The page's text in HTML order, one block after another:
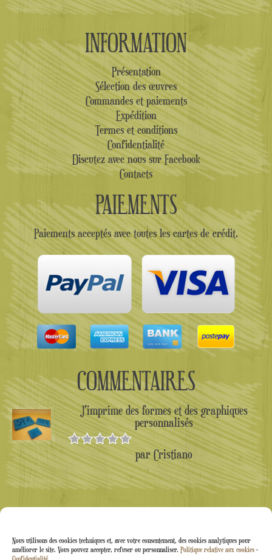
Nous utilisons des cookies techniques et, avec votre consentement, des cookies analytiques pour
améliorer le site. Vous pouvez accepter, refuser ou personnaliser. Politique relative aux cookies -
INFORMATION
Présentation
Sélection des œuvres
Commandes et paiements
Expédition
Termes et conditions
Confidentialité
Discutez avec nous sur Facebook
Contacts
PAIEMENTS
Paiements acceptés avec toutes les cartes de crédit.
COMMENTAIRES
J'imprime des formes et des graphiques
personnalisés
Note 5sur
5
par Cristiano